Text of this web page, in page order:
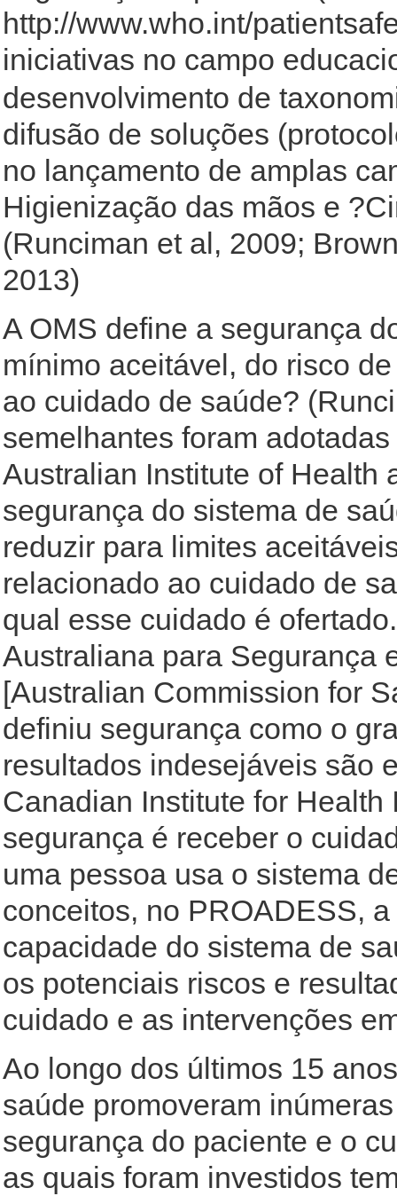
http://www.who.int/
iniciativas no campo
desenvolvimento de
difusão de soluções
no lançamento de amplas
Higienização das mãos e
(Runciman et al, 2009;
2013)
A OMS define a segurança
mínimo aceitável, do risco
ao cuidado de saúde?
semelhantes foram
Australian Institute of Health
segurança do sistema de
reduzir para limites
relacionado ao cuidado de
qual esse cuidado é
Australiana para Segurança
[Australian Commission for
definiu segurança como o
resultados indesejáveis são
Canadian Institute for
segurança é receber o
uma pessoa usa o sistema
conceitos, no PROADESS,
capacidade do sistema de
os potenciais riscos e
cuidado e as intervenções
Ao longo dos últimos 15
saúde promoveram
segurança do paciente e o
as quais foram investidos